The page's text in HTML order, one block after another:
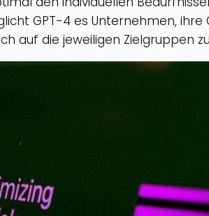
GPT-4 es Unternehmen,
auf die jeweiligen Zielgruppen